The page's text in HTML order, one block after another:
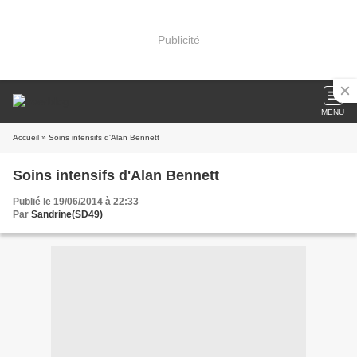
Publicité
MENU
Accueil » Soins intensifs d'Alan Bennett
Soins intensifs d'Alan Bennett
Publié le 19/06/2014 à 22:33
Par Sandrine(SD49)